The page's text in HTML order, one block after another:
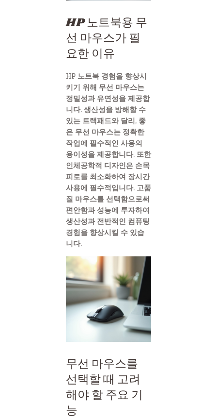
HP 노트북용 무
선 마우스가 필
요한 이유
HP 노트북 경험을 향상시
키기 위해 무선 마우스는
정밀성과 유연성을 제공합
니다. 생산성을 방해할 수
있는 트랙패드와 달리, 좋
은 무선 마우스는 정확한
작업에 필수적인 사용의
용이성을 제공합니다. 또한
인체공학적 디자인은 손목
피로를 최소화하여 장시간
사용에 필수적입니다. 고품
질 마우스를 선택함으로써
편안함과 성능에 투자하여
생산성과 전반적인 컴퓨팅
경험을 향상시킬 수 있습
니다.
무선 마우스를
선택할 때 고려
해야 할 주요 기
능